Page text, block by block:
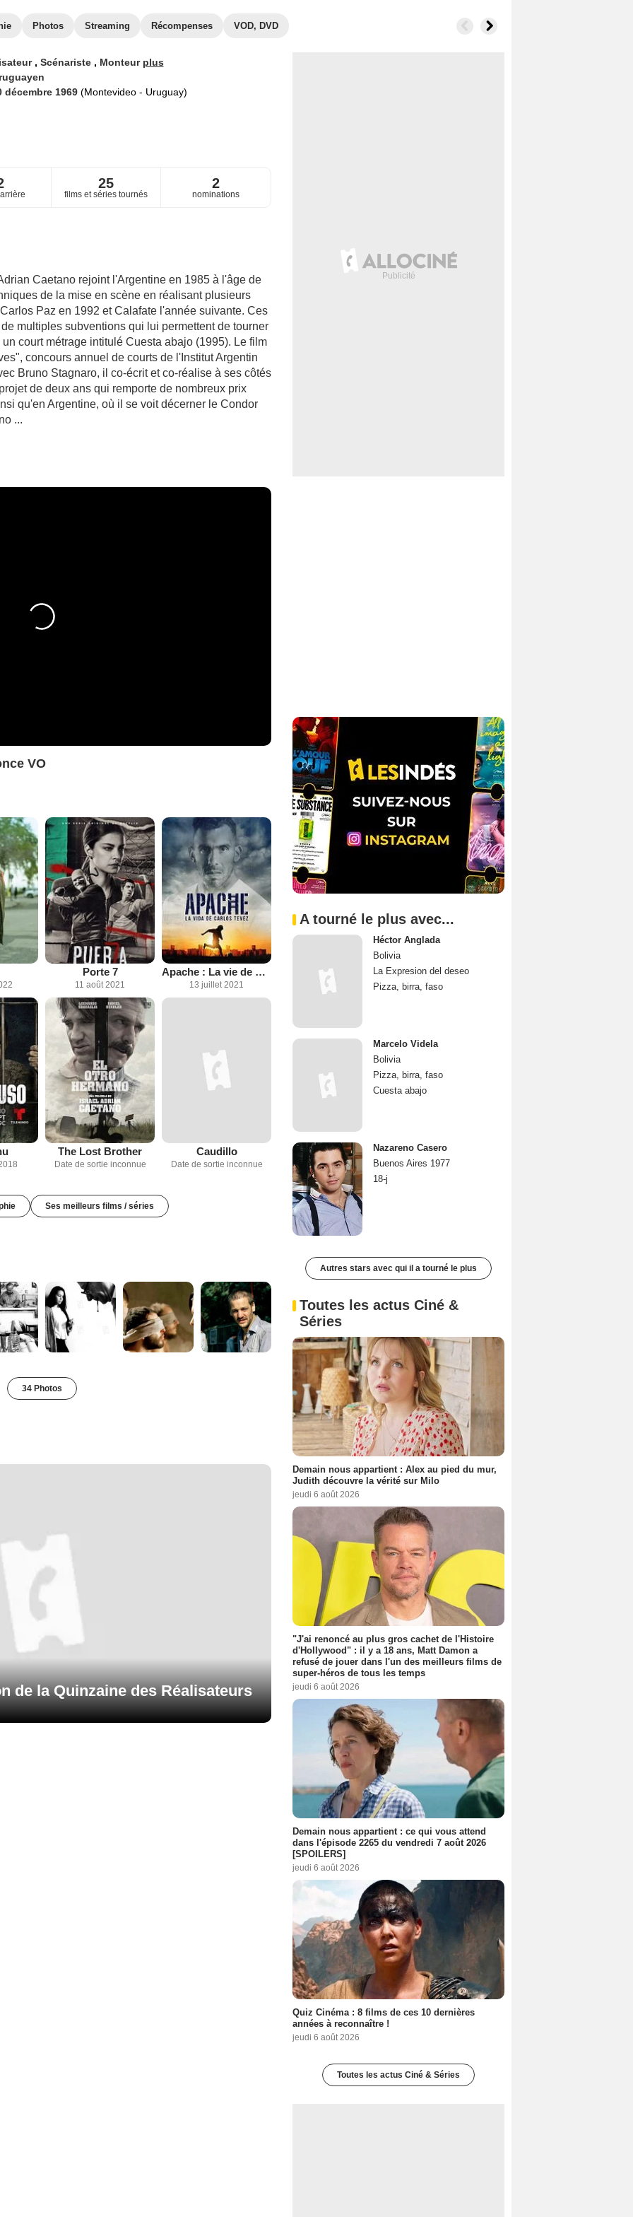
Photos Streaming Récompenses VOD, DVD
, Scénariste , Monteur plus
décembre 1969 (Montevideo - Uruguay)
25
films et séries tournés
2
nominations
Caetano rejoint l'Argentine en 1985 à l'âge de
de la mise en scène en réalisant plusieurs
Paz en 1992 et Calafate l'année suivante. Ces
multiples subventions qui lui permettent de tourner
court métrage intitulé Cuesta abajo (1995). Le film
concours annuel de courts de l'Institut Argentin
Bruno Stagnaro, il co-écrit et co-réalise à ses côtés
de deux ans qui remporte de nombreux prix
qu'en Argentine, où il se voit décerner le Condor
...
VO
Porte 7
11 août 2021
Apache : La vie de Carlos Tevez
13 juillet 2021
The Lost Brother
Date de sortie inconnue
Caudillo
Date de sortie inconnue
Ses meilleurs films / séries
34 Photos
de la Quinzaine des Réalisateurs
A tourné le plus avec...
Héctor Anglada
Bolivia
La Expresion del deseo
Pizza, birra, faso
Marcelo Videla
Bolivia
Pizza, birra, faso
Cuesta abajo
Nazareno Casero
Buenos Aires 1977
18-j
Autres stars avec qui il a tourné le plus
Toutes les actus Ciné &
Séries
Demain nous appartient : Alex au pied du mur,
Judith découvre la vérité sur Milo
jeudi 6 août 2026
"J'ai renoncé au plus gros cachet de l'Histoire
d'Hollywood" : il y a 18 ans, Matt Damon a
refusé de jouer dans l'un des meilleurs films de
super-héros de tous les temps
jeudi 6 août 2026
Demain nous appartient : ce qui vous attend
dans l'épisode 2265 du vendredi 7 août 2026
[SPOILERS]
jeudi 6 août 2026
Quiz Cinéma : 8 films de ces 10 dernières
années à reconnaître !
jeudi 6 août 2026
Toutes les actus Ciné & Séries